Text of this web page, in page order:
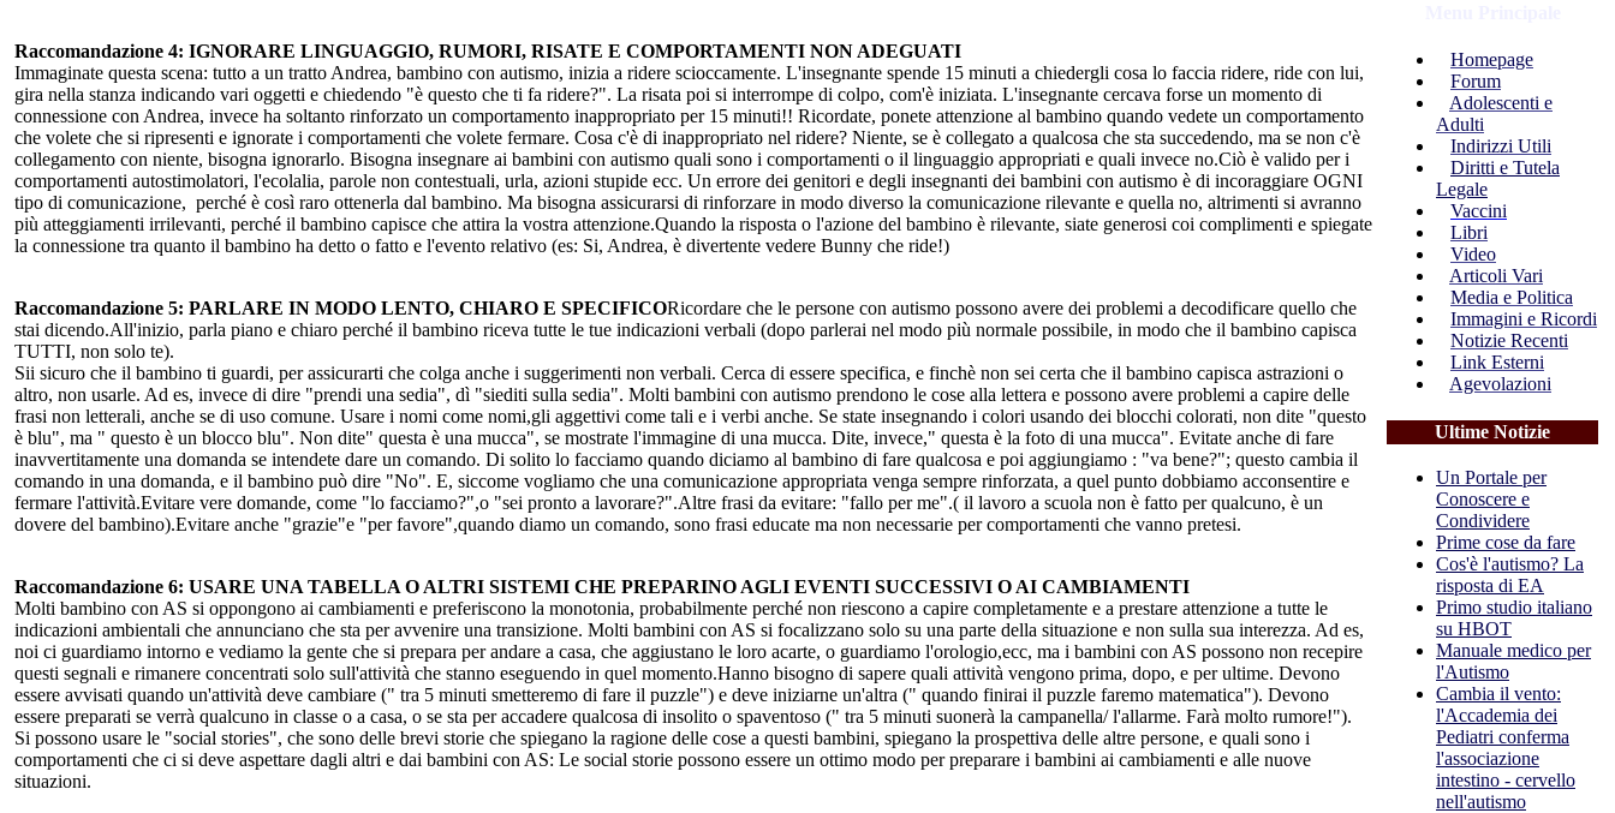
Raccomandazione 4: IGNORARE LINGUAGGIO, RUMORI, RISATE E COMPORTAMENTI NON ADEGUATI
Immaginate questa scena: tutto a un tratto Andrea, bambino con autismo, inizia a ridere scioccamente. L'insegnante spende 15 minuti a chiedergli cosa lo faccia ridere, ride con lui,
gira nella stanza indicando vari oggetti e chiedendo "è questo che ti fa ridere?". La risata poi si interrompe di colpo, com'è iniziata. L'insegnante cercava forse un momento di
connessione con Andrea, invece ha soltanto rinforzato un comportamento inappropriato per 15 minuti!! Ricordate, ponete attenzione al bambino quando vedete un comportamento
che volete che si ripresenti e ignorate i comportamenti che volete fermare. Cosa c'è di inappropriato nel ridere? Niente, se è collegato a qualcosa che sta succedendo, ma se non c'è
collegamento con niente, bisogna ignorarlo. Bisogna insegnare ai bambini con autismo quali sono i comportamenti o il linguaggio appropriati e quali invece no.Ciò è valido per i
comportamenti autostimolatori, l'ecolalia, parole non contestuali, urla, azioni stupide ecc. Un errore dei genitori e degli insegnanti dei bambini con autismo è di incoraggiare OGNI
tipo di comunicazione, perché è così raro ottenerla dal bambino. Ma bisogna assicurarsi di rinforzare in modo diverso la comunicazione rilevante e quella no, altrimenti si avranno
più atteggiamenti irrilevanti, perché il bambino capisce che attira la vostra attenzione.Quando la risposta o l'azione del bambino è rilevante, siate generosi coi complimenti e spiegate
la connessione tra quanto il bambino ha detto o fatto e l'evento relativo (es: Si, Andrea, è divertente vedere Bunny che ride!)
Raccomandazione 5: PARLARE IN MODO LENTO, CHIARO E SPECIFICORicordare che le persone con autismo possono avere dei problemi a decodificare quello che
stai dicendo.All'inizio, parla piano e chiaro perché il bambino riceva tutte le tue indicazioni verbali (dopo parlerai nel modo più normale possibile, in modo che il bambino capisca
TUTTI, non solo te).
Sii sicuro che il bambino ti guardi, per assicurarti che colga anche i suggerimenti non verbali. Cerca di essere specifica, e finchè non sei certa che il bambino capisca astrazioni o
altro, non usarle. Ad es, invece di dire "prendi una sedia", dì "siediti sulla sedia". Molti bambini con autismo prendono le cose alla lettera e possono avere problemi a capire delle
frasi non letterali, anche se di uso comune. Usare i nomi come nomi,gli aggettivi come tali e i verbi anche. Se state insegnando i colori usando dei blocchi colorati, non dite "questo
è blu", ma " questo è un blocco blu". Non dite" questa è una mucca", se mostrate l'immagine di una mucca. Dite, invece," questa è la foto di una mucca". Evitate anche di fare
inavvertitamente una domanda se intendete dare un comando. Di solito lo facciamo quando diciamo al bambino di fare qualcosa e poi aggiungiamo : "va bene?"; questo cambia il
comando in una domanda, e il bambino può dire "No". E, siccome vogliamo che una comunicazione appropriata venga sempre rinforzata, a quel punto dobbiamo acconsentire e
fermare l'attività.Evitare vere domande, come "lo facciamo?",o "sei pronto a lavorare?".Altre frasi da evitare: "fallo per me".( il lavoro a scuola non è fatto per qualcuno, è un
dovere del bambino).Evitare anche "grazie"e "per favore",quando diamo un comando, sono frasi educate ma non necessarie per comportamenti che vanno pretesi.
Raccomandazione 6: USARE UNA TABELLA O ALTRI SISTEMI CHE PREPARINO AGLI EVENTI SUCCESSIVI O AI CAMBIAMENTI
Molti bambino con AS si oppongono ai cambiamenti e preferiscono la monotonia, probabilmente perché non riescono a capire completamente e a prestare attenzione a tutte le
indicazioni ambientali che annunciano che sta per avvenire una transizione. Molti bambini con AS si focalizzano solo su una parte della situazione e non sulla sua interezza. Ad es,
noi ci guardiamo intorno e vediamo la gente che si prepara per andare a casa, che aggiustano le loro acarte, o guardiamo l'orologio,ecc, ma i bambini con AS possono non recepire
questi segnali e rimanere concentrati solo sull'attività che stanno eseguendo in quel momento.Hanno bisogno di sapere quali attività vengono prima, dopo, e per ultime. Devono
essere avvisati quando un'attività deve cambiare (" tra 5 minuti smetteremo di fare il puzzle") e deve iniziarne un'altra (" quando finirai il puzzle faremo matematica"). Devono
essere preparati se verrà qualcuno in classe o a casa, o se sta per accadere qualcosa di insolito o spaventoso (" tra 5 minuti suonerà la campanella/ l'allarme. Farà molto rumore!").
Si possono usare le "social stories", che sono delle brevi storie che spiegano la ragione delle cose a questi bambini, spiegano la prospettiva delle altre persone, e quali sono i
comportamenti che ci si deve aspettare dagli altri e dai bambini con AS: Le social storie possono essere un ottimo modo per preparare i bambini ai cambiamenti e alle nuove
situazioni.
Homepage
Forum
Adolescenti e
Adulti
Indirizzi Utili
Diritti e Tutela
Legale
Vaccini
Libri
Video
Articoli Vari
Media e Politica
Immagini e Ricordi
Notizie Recenti
Link Esterni
Agevolazioni
Ultime Notizie
Un Portale per
Conoscere e
Condividere
Prime cose da fare
Cos'è l'autismo? La
risposta di EA
Primo studio italiano
su HBOT
Manuale medico per
l'Autismo
Cambia il vento:
l'Accademia dei
Pediatri conferma
l'associazione
intestino - cervello
nell'autismo